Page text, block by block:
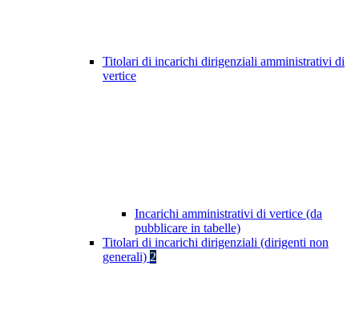
Titolari di incarichi dirigenziali amministrativi di
vertice
Incarichi amministrativi di vertice (da
pubblicare in tabelle)
Titolari di incarichi dirigenziali (dirigenti non
generali) 2